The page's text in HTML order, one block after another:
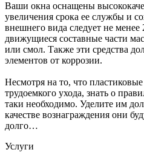
Ваши окна оснащены
увеличения срока ее службы и
внешнего вида следует не менее
движущиеся составные части
или смол. Также эти средства
элементов от коррозии.
Несмотря на то, что
трудоемкого ухода, знать о
таки необходимо. Уделите им
качестве вознаграждения они
долго…
Услуги